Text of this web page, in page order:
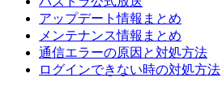
アップデート情報まとめ
メンテナンス情報まとめ
通信エラーの原因と対処方法
ログインできない時の対処方法